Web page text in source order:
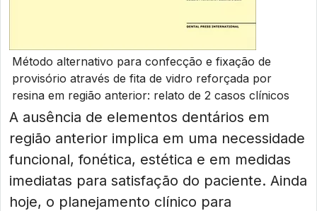
Método alternativo para confecção e fixação de
provisório através de fita de vidro reforçada por
resina em região anterior: relato de 2 casos clínicos
A ausência de elementos dentários em
região anterior implica em uma necessidade
funcional, fonética, estética e em medidas
imediatas para satisfação do paciente. Ainda
hoje, o planejamento clínico para